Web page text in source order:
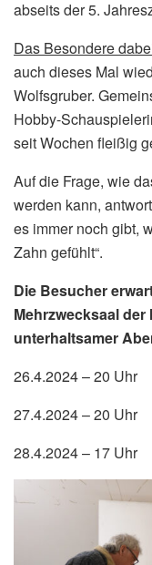
abseits der 5.
Das Besondere
auch dieses Mal
Wolfsgruber.
Hobby-
seit Wochen fleißig
Auf die Frage, wie
werden kann,
es immer noch gibt,
Zahn gefühlt“.
Die Besucher
Mehrzwecksaal
unterhaltsamer
26.4.2024 – 20 Uhr
27.4.2024 – 20 Uhr
28.4.2024 – 17 Uhr